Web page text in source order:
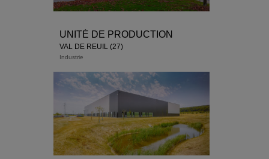
UNITÉ DE PRODUCTION
VAL DE REUIL (27)
Industrie